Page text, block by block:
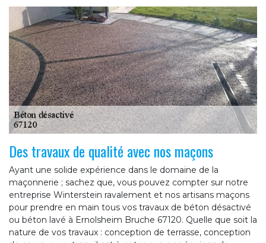
Des travaux de qualité avec nos maçons
Ayant une solide expérience dans le domaine de la
maçonnerie ; sachez que, vous pouvez compter sur notre
entreprise Winterstein ravalement et nos artisans maçons
pour prendre en main tous vos travaux de béton désactivé
ou béton lavé à Ernolsheim Bruche 67120. Quelle que soit la
nature de vos travaux : conception de terrasse, conception